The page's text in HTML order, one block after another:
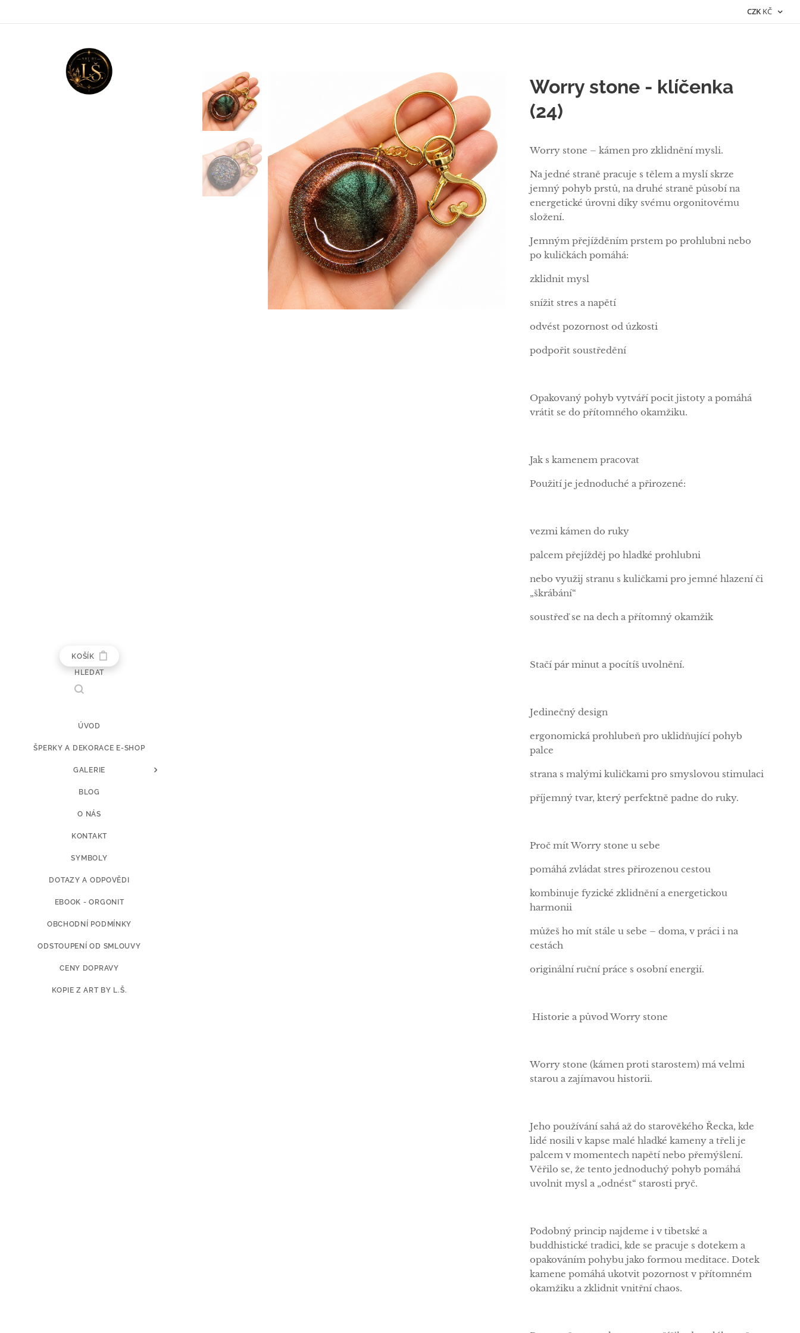
CZK KČ
KOŠÍK
HLEDAT
ÚVOD
ŠPERKY A DEKORACE E-SHOP
GALERIE
BLOG
O NÁS
KONTAKT
SYMBOLY
DOTAZY A ODPOVĚDI
EBOOK - ORGONIT
OBCHODNÍ PODMÍNKY
ODSTOUPENÍ OD SMLOUVY
CENY DOPRAVY
KOPIE Z ART BY L.Š.
Worry stone - klíčenka
(24)
Worry stone – kámen pro zklidnění mysli.
Na jedné straně pracuje s tělem a myslí skrze
jemný pohyb prstů, na druhé straně působí na
energetické úrovni díky svému orgonitovému
složení.
Jemným přejížděním prstem po prohlubni nebo
po kuličkách pomáhá:
zklidnit mysl
snížit stres a napětí
odvést pozornost od úzkosti
podpořit soustředění
Opakovaný pohyb vytváří pocit jistoty a pomáhá
vrátit se do přítomného okamžiku.
Jak s kamenem pracovat
Použití je jednoduché a přirozené:
vezmi kámen do ruky
palcem přejížděj po hladké prohlubni
nebo využij stranu s kuličkami pro jemné hlazení či
„škrábání“
soustřeď se na dech a přítomný okamžik
Stačí pár minut a pocítíš uvolnění.
Jedinečný design
ergonomická prohlubeň pro uklidňující pohyb
palce
strana s malými kuličkami pro smyslovou stimulaci
příjemný tvar, který perfektně padne do ruky.
Proč mít Worry stone u sebe
pomáhá zvládat stres přirozenou cestou
kombinuje fyzické zklidnění a energetickou
harmonii
můžeš ho mít stále u sebe – doma, v práci i na
cestách
originální ruční práce s osobní energií.
Historie a původ Worry stone
Worry stone (kámen proti starostem) má velmi
starou a zajímavou historii.
Jeho používání sahá až do starověkého Řecka, kde
lidé nosili v kapse malé hladké kameny a třeli je
palcem v momentech napětí nebo přemýšlení.
Věřilo se, že tento jednoduchý pohyb pomáhá
uvolnit mysl a „odnést“ starosti pryč.
Podobný princip najdeme i v tibetské a
buddhistické tradici, kde se pracuje s dotekem a
opakováním pohybu jako formou meditace. Dotek
kamene pomáhá ukotvit pozornost v přítomném
okamžiku a zklidnit vnitřní chaos.